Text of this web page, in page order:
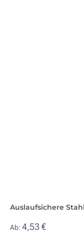
Auslaufsichere
Ab: 4,53 €